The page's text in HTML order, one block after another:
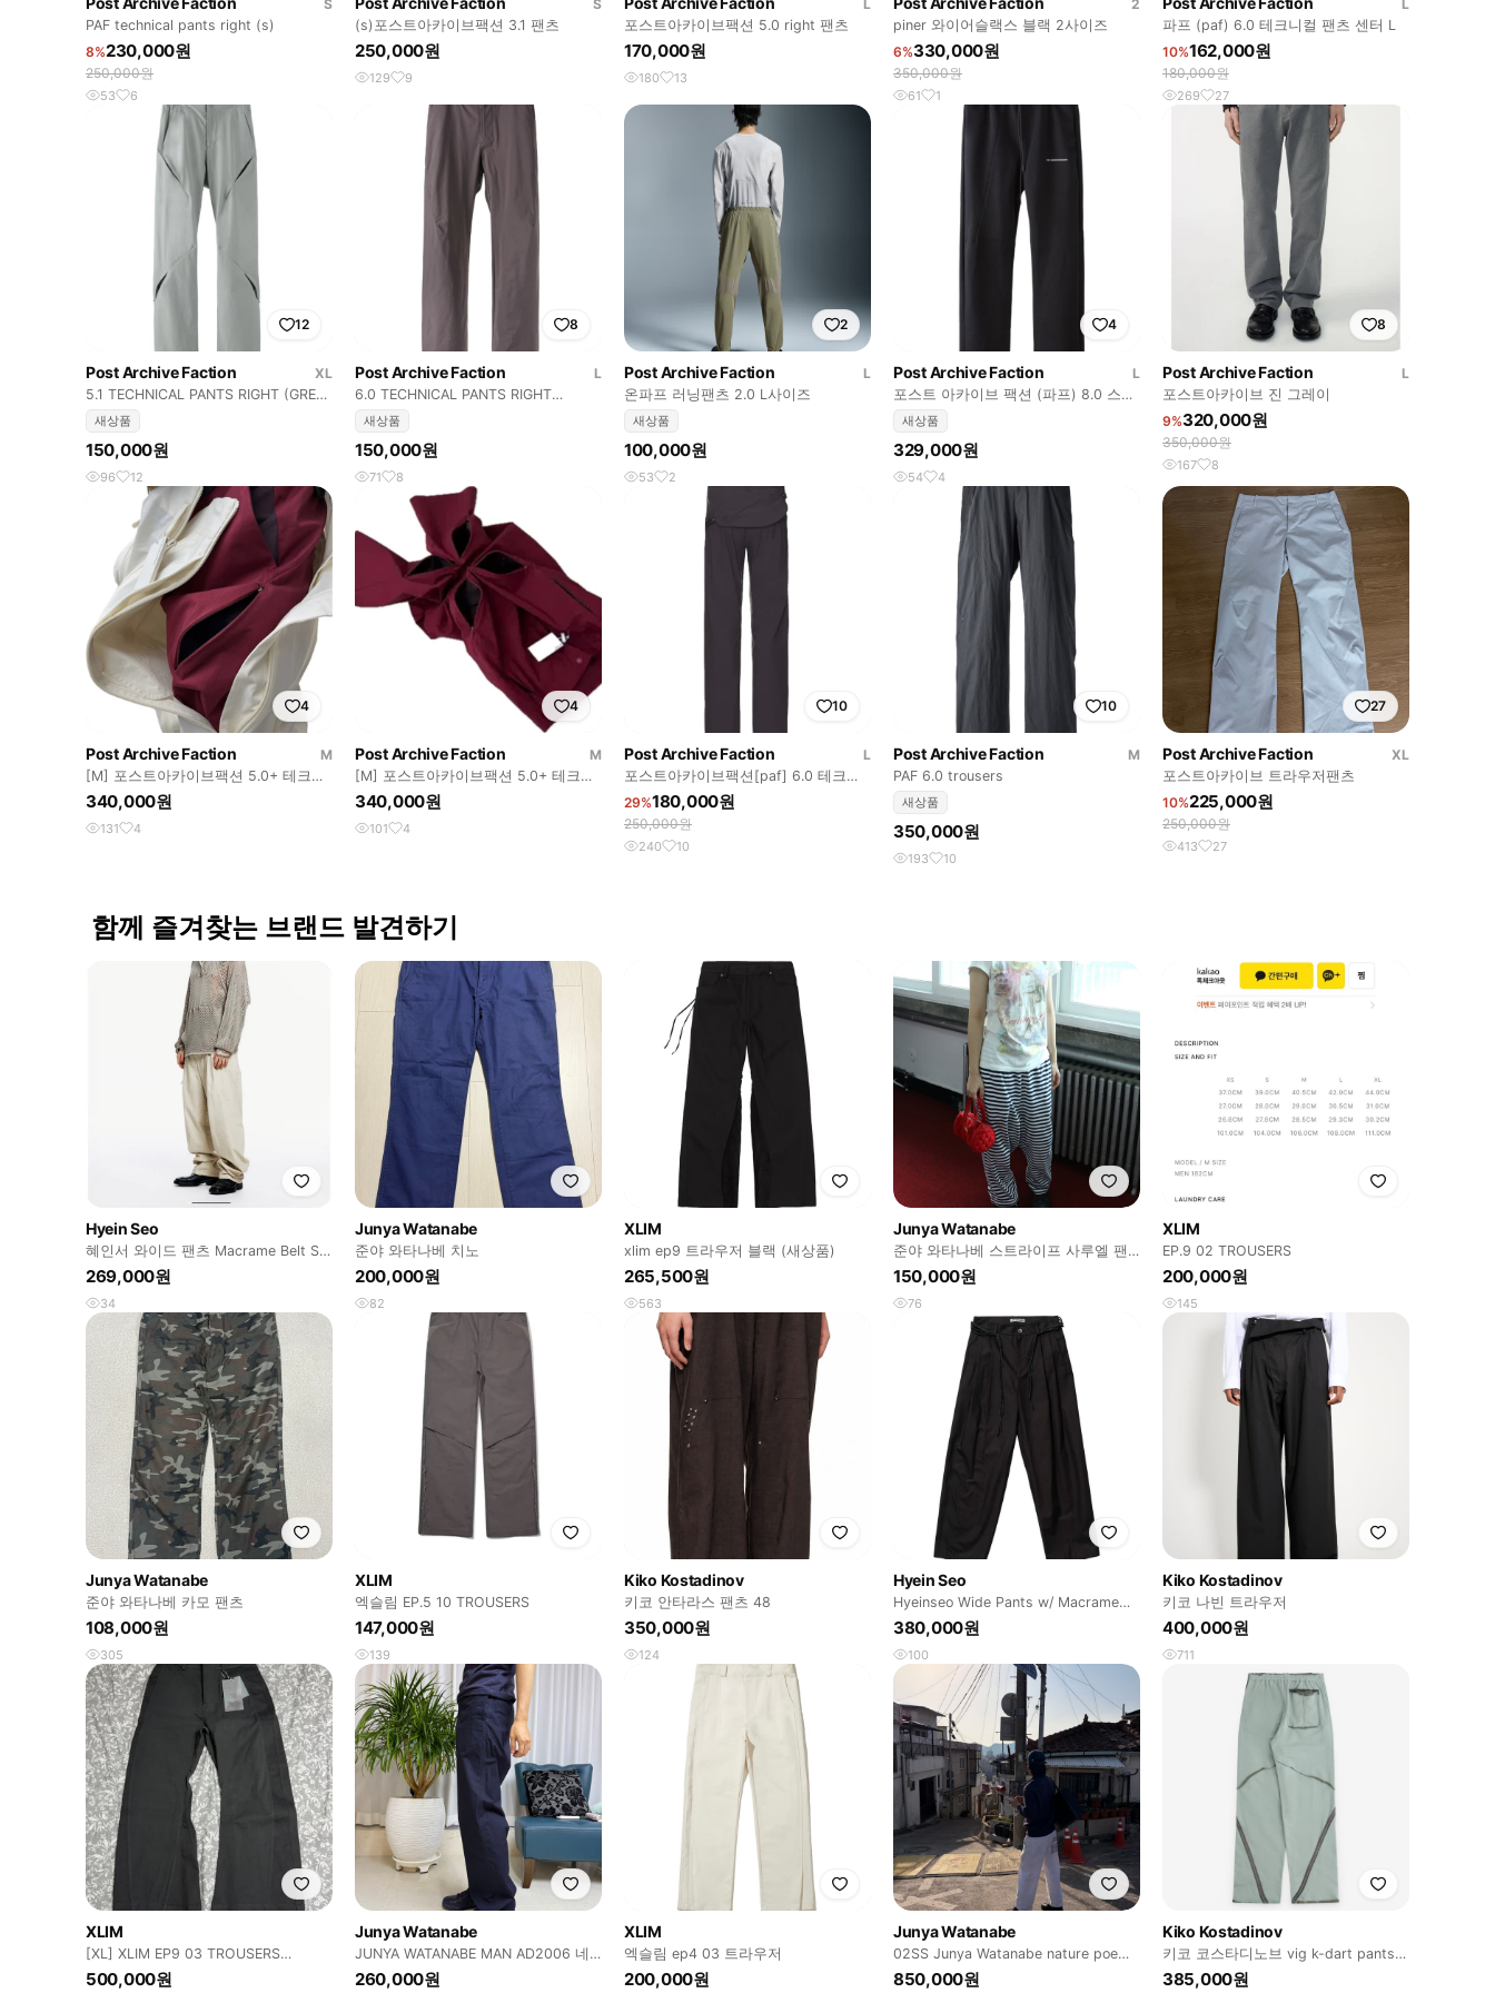
S
PAF technical pants right (s)
8%230,000원
250,000원
53 6
S
(s)포스트아카이브팩션 3.1 팬츠
250,000원
129 9
L
포스트아카이브팩션 5.0 right 팬츠
170,000원
180 13
2
piner 와이어슬랙스 블랙 2사이즈
6%330,000원
350,000원
61 1
L
파프 (paf) 6.0 테크니컬 팬츠 센터 L
10%162,000원
180,000원
269 27
12
Post Archive Faction
XL
5.1 TECHNICAL PANTS RIGHT (GREY
BLUE) XL
새상품
150,000원
96 12
8
Post Archive Faction
L
6.0 TECHNICAL PANTS RIGHT
(BROWN) L사이즈
새상품
150,000원
71 8
2
Post Archive Faction
L
온파프 러닝팬츠 2.0 L사이즈
새상품
100,000원
53 2
4
Post Archive Faction
L
포스트 아카이브 팩션 (파프) 8.0 스웨
트팬츠 라이트 블랙 PAF
새상품
329,000원
54 4
8
Post Archive Faction
L
포스트아카이브 진 그레이
9%320,000원
350,000원
167 8
4
Post Archive Faction
M
[M] 포스트아카이브팩션 5.0+ 테크니
컬팬츠 RIGHT 버건디
340,000원
131 4
4
Post Archive Faction
M
[M] 포스트아카이브팩션 5.0+ 테크니
컬팬츠 RIGHT 버건디
340,000원
101 4
10
Post Archive Faction
L
포스트아카이브팩션[paf] 6.0 테크니
컬 팬츠 L
29%180,000원
250,000원
240 10
10
Post Archive Faction
M
PAF 6.0 trousers
새상품
350,000원
193 10
27
Post Archive Faction
XL
포스트아카이브 트라우저팬츠
10%225,000원
250,000원
413 27
함께 즐겨찾는 브랜드 발견하기
Hyein Seo
혜인서 와이드 팬츠 Macrame Belt Set
모스 베이지
269,000원
34
Junya Watanabe
준야 와타나베 치노
200,000원
82
XLIM
xlim ep9 트라우저 블랙 (새상품)
265,500원
563
Junya Watanabe
준야 와타나베 스트라이프 사루엘 팬
츠
150,000원
76
XLIM
EP.9 02 TROUSERS
200,000원
145
Junya Watanabe
준야 와타나베 카모 팬츠
108,000원
305
XLIM
엑슬림 EP.5 10 TROUSERS
147,000원
139
Kiko Kostadinov
키코 안타라스 팬츠 48
350,000원
124
Hyein Seo
Hyeinseo Wide Pants w/ Macrame
Belt
380,000원
100
Kiko Kostadinov
키코 나빈 트라우저
400,000원
711
XLIM
[XL] XLIM EP9 03 TROUSERS
charcoal gray
500,000원
Junya Watanabe
JUNYA WATANABE MAN AD2006 네
이비 팬츠
260,000원
XLIM
엑슬림 ep4 03 트라우저
200,000원
Junya Watanabe
02SS Junya Watanabe nature poem
화이트진
850,000원
Kiko Kostadinov
키코 코스타디노브 vig k-dart pants
46
385,000원